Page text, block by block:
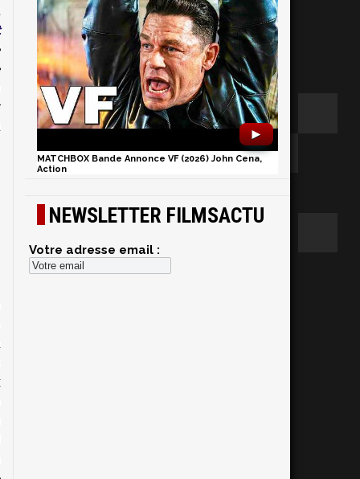
►
MATCHBOX Bande Annonce VF (2026) John Cena,
Action
NEWSLETTER FILMSACTU
Votre adresse email :